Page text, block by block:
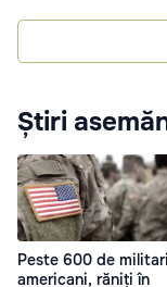
Știri
Peste 600 de militari
americani, răniți în